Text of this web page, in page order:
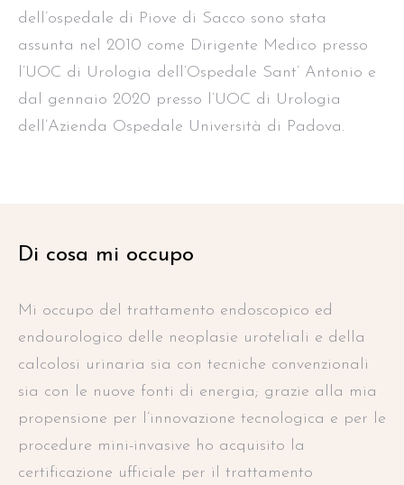
dell’ospedale di Piove di Sacco sono stata
assunta nel 2010 come Dirigente Medico presso
l’UOC di Urologia dell’Ospedale Sant’ Antonio e
dal gennaio 2020 presso l’UOC di Urologia
dell’Azienda Ospedale Università di Padova.
Di cosa mi occupo
Mi occupo del trattamento endoscopico ed
endourologico delle neoplasie uroteliali e della
calcolosi urinaria sia con tecniche convenzionali
sia con le nuove fonti di energia; grazie alla mia
propensione per l’innovazione tecnologica e per le
procedure mini-invasive ho acquisito la
certificazione ufficiale per il trattamento